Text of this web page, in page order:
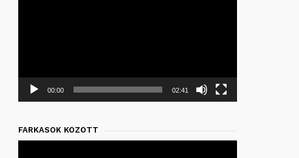
00:00 02:41
FARKASOK KÖZÖTT